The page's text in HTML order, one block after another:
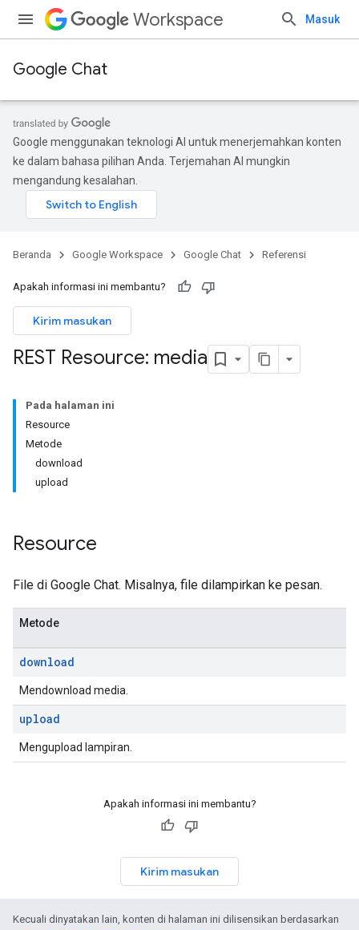
Workspace Masuk
Google Chat
Google menggunakan teknologi AI untuk menerjemahkan konten
ke dalam bahasa pilihan Anda. Terjemahan AI mungkin
mengandung kesalahan.
Beranda Google Workspace Google Chat Referensi
Apakah informasi ini membantu?
Kirim masukan
REST Resource: media
Pada halaman ini
Resource
Metode
download
upload
Resource
File di Google Chat. Misalnya, file dilampirkan ke pesan.
Metode
download
Mendownload media.
upload
Mengupload lampiran.
Apakah informasi ini membantu?
Kirim masukan
Kecuali dinyatakan lain, konten di halaman ini dilisensikan berdasarkan